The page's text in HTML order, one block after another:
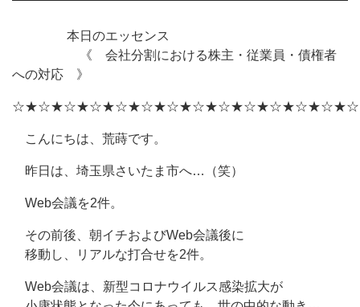
本日のエッセンス
《 会社分割における株主・従業員・債権者
への対応 》
こんにちは、荒蒔です。
昨日は、埼玉県さいたま市へ…（笑）
Web会議を2件。
その前後、朝イチおよびWeb会議後に
移動し、リアルな打合せを2件。
Web会議は、新型コロナウイルス感染拡大が